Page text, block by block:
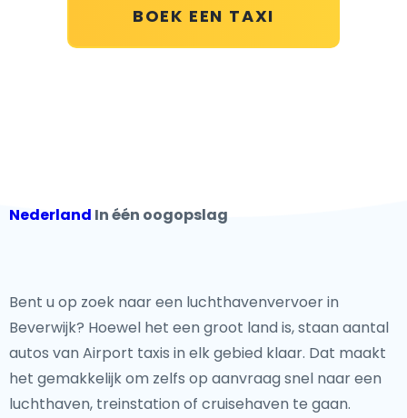
BOEK EEN TAXI
Nederland In één oogopslag
Bent u op zoek naar een luchthavenvervoer in
Beverwijk? Hoewel het een groot land is, staan aantal
autos van Airport taxis in elk gebied klaar. Dat maakt
het gemakkelijk om zelfs op aanvraag snel naar een
luchthaven, treinstation of cruisehaven te gaan.